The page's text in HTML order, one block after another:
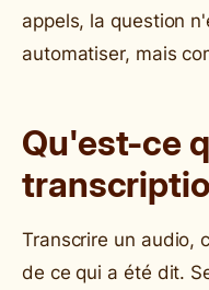
appels, la question
automatiser, mais
Qu'est-ce
Transcrire un audio,
de ce qui a été dit.